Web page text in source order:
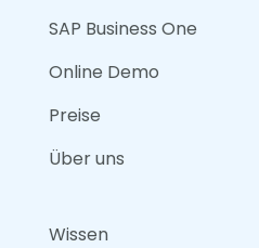
SAP Business One
Online Demo
Preise
Über uns
Wissen